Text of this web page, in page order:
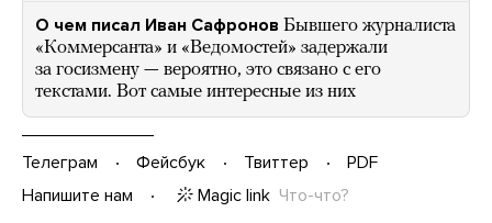
О чем писал Иван Сафронов Бывшего журналиста
«Коммерсанта» и «Ведомостей» задержали
за госизмену — вероятно, это связано с его
текстами. Вот самые интересные из них
Телеграм Фейсбук Твиттер
PDF
Напишите нам
Magic link Что-что?